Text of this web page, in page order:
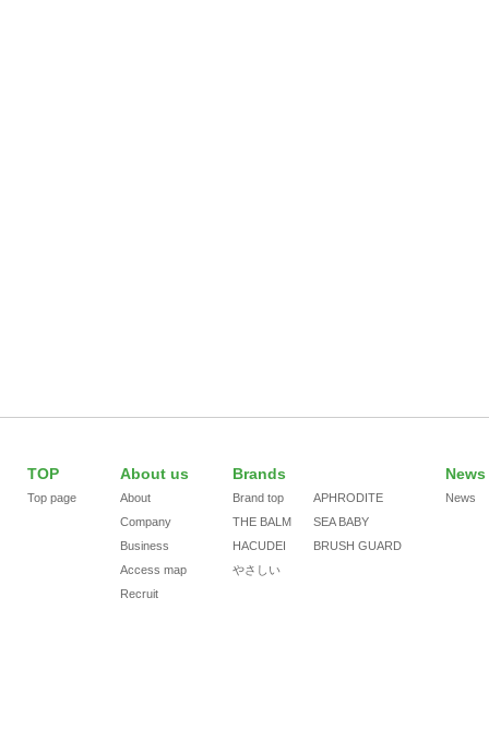
TOP
Top page
About us
About
Company
Business
Access map
Recruit
Brands
Brand top
THE BALM
HACUDEI
やさしい
APHRODITE
SEA BABY
BRUSH GUARD
News
News